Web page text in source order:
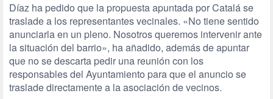
Díaz ha pedido que la propuesta apuntada por Catalá se
traslade a los representantes vecinales. «No tiene sentido
anunciarla en un pleno. Nosotros queremos intervenir ante
la situación del barrio», ha añadido, además de apuntar
que no se descarta pedir una reunión con los
responsables del Ayuntamiento para que el anuncio se
traslade directamente a la asociación de vecinos.